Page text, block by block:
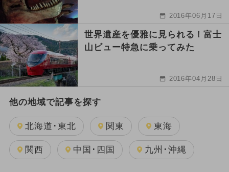
2016年06月17日
世界遺産を優雅に見られる！富士
山ビュー特急に乗ってみた
2016年04月28日
他の地域で記事を探す
北海道･東北 関東 東海
関西 中国･四国 九州･沖縄